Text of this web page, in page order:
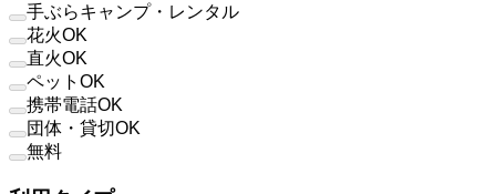
手ぶらキャンプ・レンタル
花火OK
直火OK
ペットOK
携帯電話OK
団体・貸切OK
無料